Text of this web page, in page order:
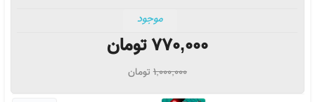
موجود
770,000تومان
1,000,000 تومان